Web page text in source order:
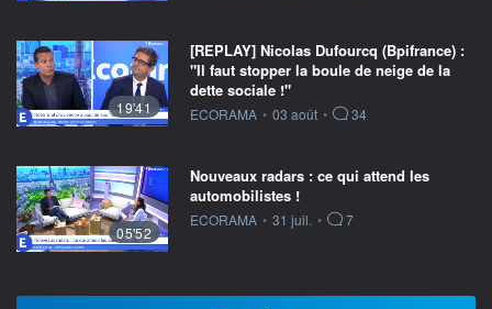
19'41
[REPLAY] Nicolas Dufourcq (Bpifrance) :
"Il faut stopper la boule de neige de la
dette sociale !"
information fournie par
ECORAMA • 03 août • 34
05'52
Nouveaux radars : ce qui attend les
automobilistes !
information fournie par
ECORAMA • 31 juil. • 7